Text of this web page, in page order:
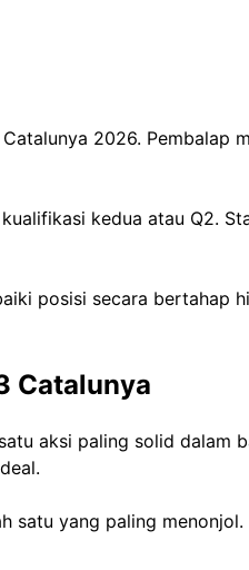
2026. Pembalap
kedua atau Q2.
posisi secara bertahap
Catalunya
aksi paling solid
yang paling